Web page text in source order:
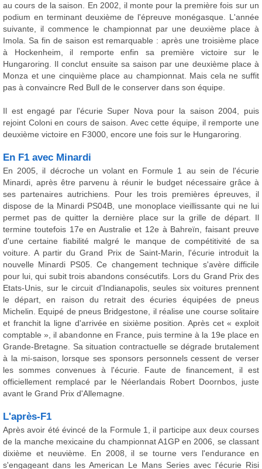
au cours de la saison. En 2002, il monte pour la première fois sur un
podium en terminant deuxième de l'épreuve monégasque. L'année
suivante, il commence le championnat par une deuxième place à
Imola. Sa fin de saison est remarquable : après une troisième place
à Hockenheim, il remporte enfin sa première victoire sur le
Hungaroring. Il conclut ensuite sa saison par une deuxième place à
Monza et une cinquième place au championnat. Mais cela ne suffit
pas à convaincre Red Bull de le conserver dans son équipe.
Il est engagé par l'écurie Super Nova pour la saison 2004, puis
rejoint Coloni en cours de saison. Avec cette équipe, il remporte une
deuxième victoire en F3000, encore une fois sur le Hungaroring.
En F1 avec Minardi
En 2005, il décroche un volant en Formule 1 au sein de l'écurie
Minardi, après être parvenu à réunir le budget nécessaire grâce à
ses partenaires autrichiens. Pour les trois premières épreuves, il
dispose de la Minardi PS04B, une monoplace vieillissante qui ne lui
permet pas de quitter la dernière place sur la grille de départ. Il
termine toutefois 17e en Australie et 12e à Bahreïn, faisant preuve
d'une certaine fiabilité malgré le manque de compétitivité de sa
voiture. A partir du Grand Prix de Saint-Marin, l'écurie introduit la
nouvelle Minardi PS05. Ce changement technique s'avère difficile
pour lui, qui subit trois abandons consécutifs. Lors du Grand Prix des
Etats-Unis, sur le circuit d'Indianapolis, seules six voitures prennent
le départ, en raison du retrait des écuries équipées de pneus
Michelin. Equipé de pneus Bridgestone, il réalise une course solitaire
et franchit la ligne d'arrivée en sixième position. Après cet « exploit
comptable », il abandonne en France, puis termine à la 19e place en
Grande-Bretagne. Sa situation contractuelle se dégrade brutalement
à la mi-saison, lorsque ses sponsors personnels cessent de verser
les sommes convenues à l'écurie. Faute de financement, il est
officiellement remplacé par le Néerlandais Robert Doornbos, juste
avant le Grand Prix d'Allemagne.
L'après-F1
Après avoir été évincé de la Formule 1, il participe aux deux courses
de la manche mexicaine du championnat A1GP en 2006, se classant
dixième et neuvième. En 2008, il se tourne vers l'endurance en
s'engageant dans les American Le Mans Series avec l'écurie Risi